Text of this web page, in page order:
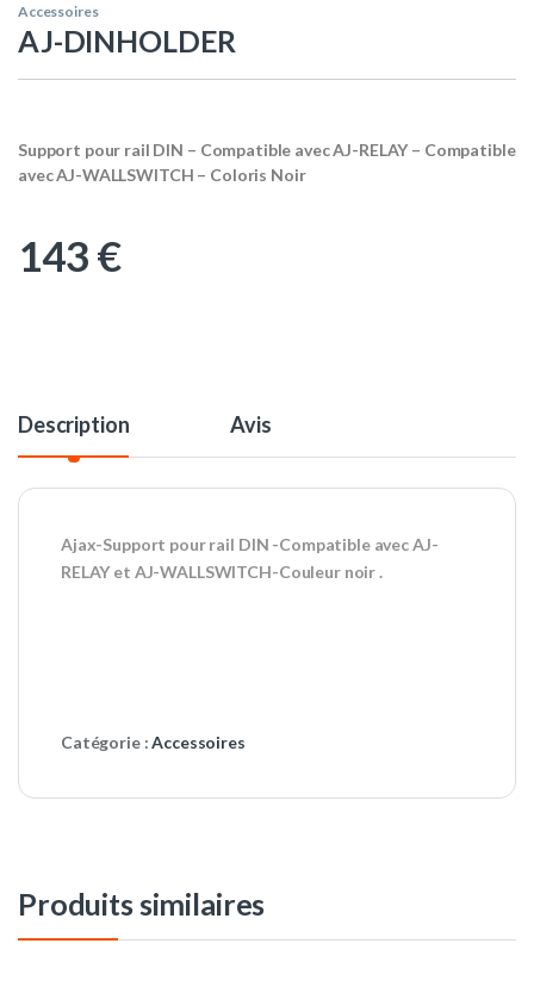
Accessoires
AJ-DINHOLDER
Support pour rail DIN – Compatible avec AJ-RELAY – Compatible
avec AJ-WALLSWITCH – Coloris Noir
143€
Description Avis
Ajax-Support pour rail DIN -Compatible avec AJ-
RELAY et AJ-WALLSWITCH-Couleur noir .
Catégorie :Accessoires
Produits similaires